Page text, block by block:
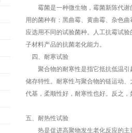
霉菌是一种微生物，霉菌新陈代谢
用的菌种有：黑曲霉、黄曲霉、杂色
应选用不同的试验菌种。人工抗霉试
子材料产品的抗菌老化能力。
四、耐寒试验
聚合物的耐寒性是指它抵抗低温引
储存特性。耐寒性与聚合物的链运动
代基，柔顺性好，耐寒性也好。反之
五、耐热性试验
热是促进高聚物发生老化反应的主